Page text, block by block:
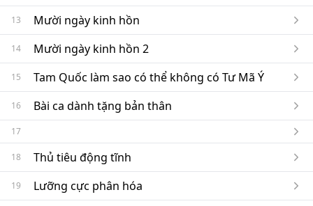
13 Mười ngày kinh hồn
14 Mười ngày kinh hồn 2
15 Tam Quốc làm sao có thể không có Tư Mã Ý
16 Bài ca dành tặng bản thân
17
18 Thủ tiêu động tĩnh
19 Lưỡng cực phân hóa